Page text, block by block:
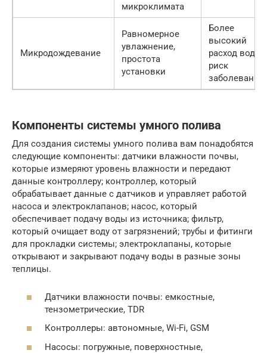
микроклимата
Микродождевание
Равномерное
увлажнение,
простота
установки
Более
высокий
расход воды,
риск
заболеваний
Компоненты системы умного полива
Для создания системы умного полива вам понадобятся
следующие компоненты: датчики влажности почвы,
которые измеряют уровень влажности и передают
данные контроллеру; контроллер, который
обрабатывает данные с датчиков и управляет работой
насоса и электроклапанов; насос, который
обеспечивает подачу воды из источника; фильтр,
который очищает воду от загрязнений; трубы и фитинги
для прокладки системы; электроклапаны, которые
открывают и закрывают подачу воды в разные зоны
теплицы.
Датчики влажности почвы: емкостные,
тензометрические, TDR
Контроллеры: автономные, Wi-Fi, GSM
Насосы: погружные, поверхностные,